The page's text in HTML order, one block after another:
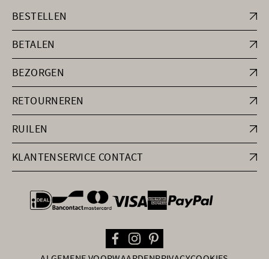
BESTELLEN
BETALEN
BEZORGEN
RETOURNEREN
RUILEN
KLANTENSERVICE CONTACT
general.paymentOptions